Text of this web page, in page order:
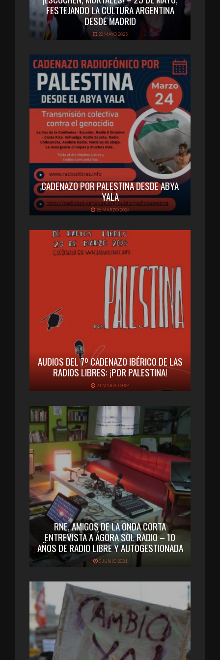
FESTEJANDO LA CULTURA ARGENTINA
DESDE MADRID
28 MAYO 2025
CADENAZO POR PALESTINA DESDE ABYA
YALA
26 MARZO 2024
AUDIOS DEL 7º CADENAZO IBÉRICO DE LAS
RADIOS LIBRES: ¡POR PALESTINA!
24 MARZO 2024
RNE, AMIGOS DE LA ONDA CORTA
ENTREVISTA A ÁGORA SOL RADIO – 10
AÑOS DE RADIO LIBRE Y AUTOGESTIONADA
3 JUNIO 2021